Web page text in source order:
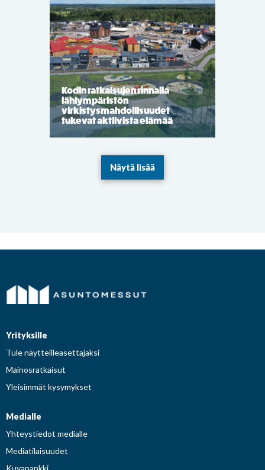
Kodin ratkaisujen rinnalla
lähiympäristön
virkistysmahdollisuudet
tukevat aktiivista elämää
Näytä lisää
Yrityksille
Tule näytteilleasettajaksi
Mainosratkaisut
Yleisimmät kysymykset
Medialle
Yhteystiedot medialle
Mediatilaisuudet
Kuvapankki